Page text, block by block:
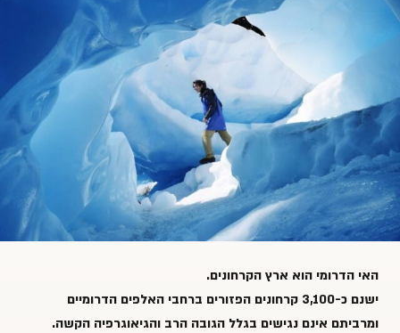
האי הדרומי הוא ארץהקרחונים.
ישנם כ-3,100 קרחונים הפזורים ברחבי האלפים הדרומיים
ומרביתם אינם נגישים בגלל הגובה הרב והגיאוגרפיה הקשה.